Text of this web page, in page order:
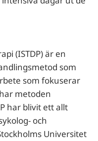
(ISTDP) är en
som
som fokuserar
metoden
har blivit ett allt
och
Universitet